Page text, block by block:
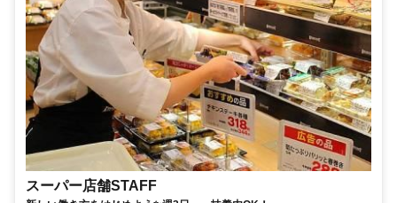
スーパー店舗STAFF